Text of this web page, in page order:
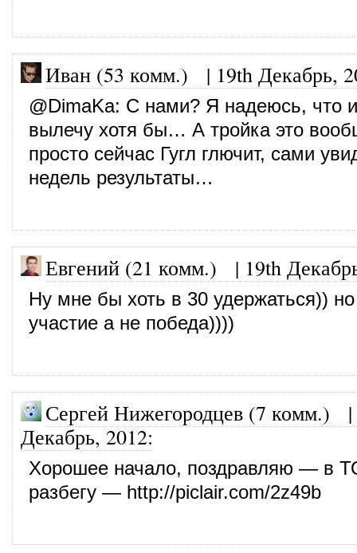
Иван (53 комм.) | 19th Декабрь,
@DimaKa: С нами? Я надеюсь, что
вылечу хотя бы… А тройка это
просто сейчас Гугл глючит, сами
недель результаты…
Евгений (21 комм.) | 19th
Ну мне бы хоть в 30 удержаться)) но
участие а не победа))))
Сергей Нижегородцев (7 комм.) |
Декабрь, 2012:
Хорошее начало, поздравляю — в
разбегу — http://piclair.com/2z49b